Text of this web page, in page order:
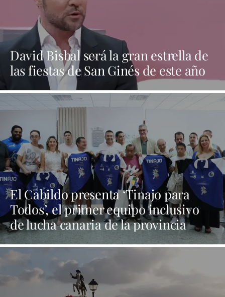
David Bisbal será la gran estrella de
las fiestas de San Ginés de este año
El Cabildo presenta ‘Tinajo para
Todos’, el primer equipo inclusivo
de lucha canaria de la provincia